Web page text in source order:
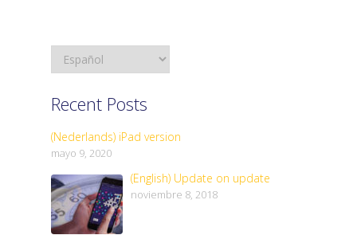
Recent Posts
(Nederlands) iPad version
mayo 9, 2020
(English) Update on update
noviembre 8, 2018